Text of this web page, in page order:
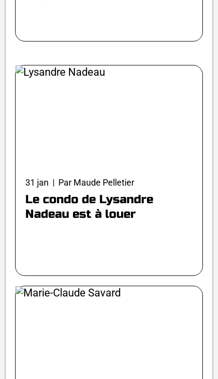
31 jan | Par Maude Pelletier
Le condo de Lysandre
Nadeau est à louer